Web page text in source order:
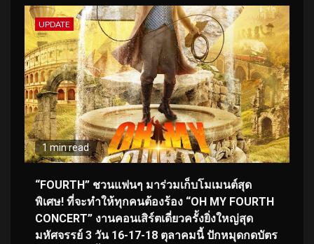
UPDATE
1 min read
“FOURTH” ชวนแฟนๆ มาร่วมเก็บโมเมนต์สุด
พิเศษ! ที่จะทำให้ทุกคนต้องร้อง “OH MY FOURTH
CONCERT” งานคอนเสิร์ตเดี่ยวครั้งยิ่งใหญ่สุด
มหัศจรรย์ 3 วัน 16-17-18 ตุลาคมนี้ ปักหมุดกดบัตร